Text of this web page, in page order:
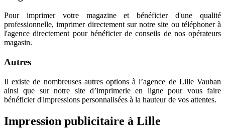
Pour imprimer votre magazine et bénéficier d'une qualité
professionnelle, imprimer directement sur notre site ou téléphoner à
l'agence directement pour bénéficier de conseils de nos opérateurs
magasin.
Autres
Il existe de nombreuses autres options à l’agence de Lille Vauban
ainsi que sur notre site d’imprimerie en ligne pour vous faire
bénéficier d'impressions personnalisées à la hauteur de vos attentes.
Impression publicitaire à Lille